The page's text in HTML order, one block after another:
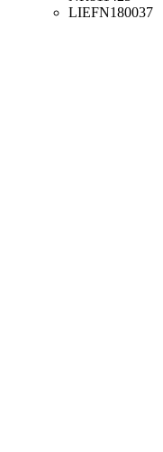
LIEFN180037